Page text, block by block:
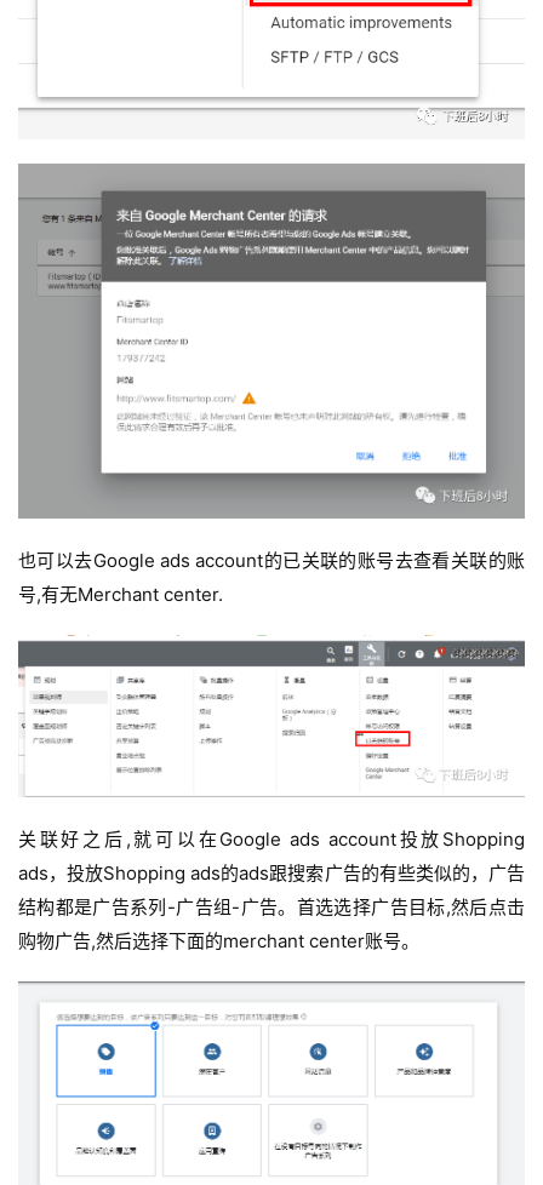
干
货
也可以去Google ads account的已关联的账号去查看关联的账
号,有无Merchant center.
关联好之后,就可以在Google ads account投放Shopping
ads，投放Shopping ads的ads跟搜索广告的有些类似的，广告
结构都是广告系列-广告组-广告。 首选选择广告目标,然后点击
购物广告,然后选择下面的merchant center账号。